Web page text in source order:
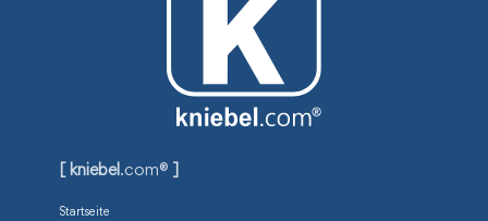
[ kniebel.com® ]
Startseite